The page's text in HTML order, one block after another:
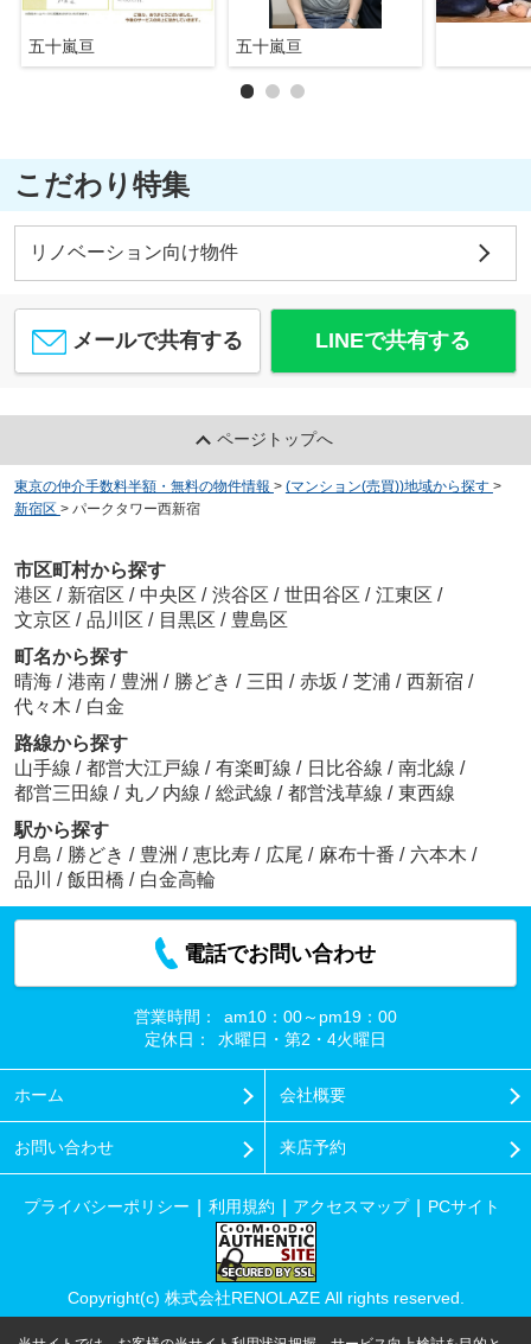
五十嵐亘 五十嵐亘
こだわり特集
リノベーション向け物件
メールで共有する LINEで共有する
ページトップへ
東京の仲介手数料半額・無料の物件情報 > (マンション(売買))地域から探す >
新宿区 > パークタワー西新宿
市区町村から探す
港区 / 新宿区 / 中央区 / 渋谷区 / 世田谷区 / 江東区 /
文京区 / 品川区 / 目黒区 / 豊島区
町名から探す
晴海 / 港南 / 豊洲 / 勝どき / 三田 / 赤坂 / 芝浦 / 西新宿 /
代々木 / 白金
路線から探す
山手線 / 都営大江戸線 / 有楽町線 / 日比谷線 / 南北線 /
都営三田線 / 丸ノ内線 / 総武線 / 都営浅草線 / 東西線
駅から探す
月島 / 勝どき / 豊洲 / 恵比寿 / 広尾 / 麻布十番 / 六本木 /
品川
/ 飯田橋 / 白金高輪
電話でお問い合わせ
営業時間：
am10：00～pm19：00
定休日：
水曜日・第2・4火曜日
ホーム 会社概要
お問い合わせ 来店予約
プライバシーポリシー 利用規約 アクセスマップ PCサイト
Copyright(c) 株式会社RENOLAZE All rights reserved.